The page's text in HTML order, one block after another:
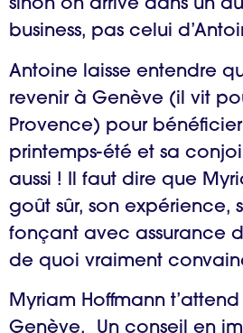
sinon on arrive dans un
business, pas celui
Antoine laisse entendre
revenir à Genève (il vit
Provence) pour
printemps-été et sa
aussi ! Il faut dire que
goût sûr, son expérience,
fonçant avec assurance
de quoi vraiment
Myriam Hoffmann
Genève. Un conseil en